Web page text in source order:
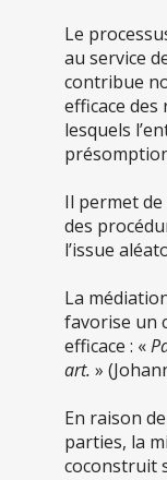
Le
au service
contribue
efficace
lesquels
Il permet
des
l’issue
La
favorise un
efficace : «
art. »
En raison
parties, la
coconstruit